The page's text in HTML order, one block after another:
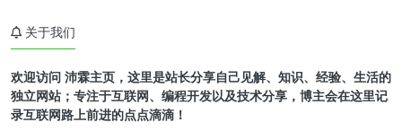
关于我们
欢迎访问 沛霖主页，这里是站长分享自己见解、知识、经验、生活的
独立网站；专注于互联网、编程开发以及技术分享，博主会在这里记
录互联网路上前进的点点滴滴！